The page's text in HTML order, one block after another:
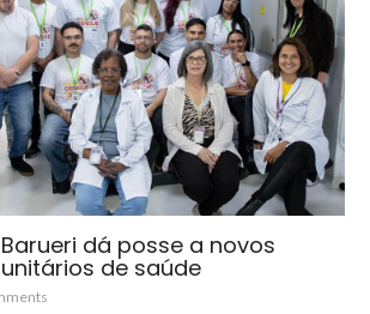
dá posse a novos
de saúde